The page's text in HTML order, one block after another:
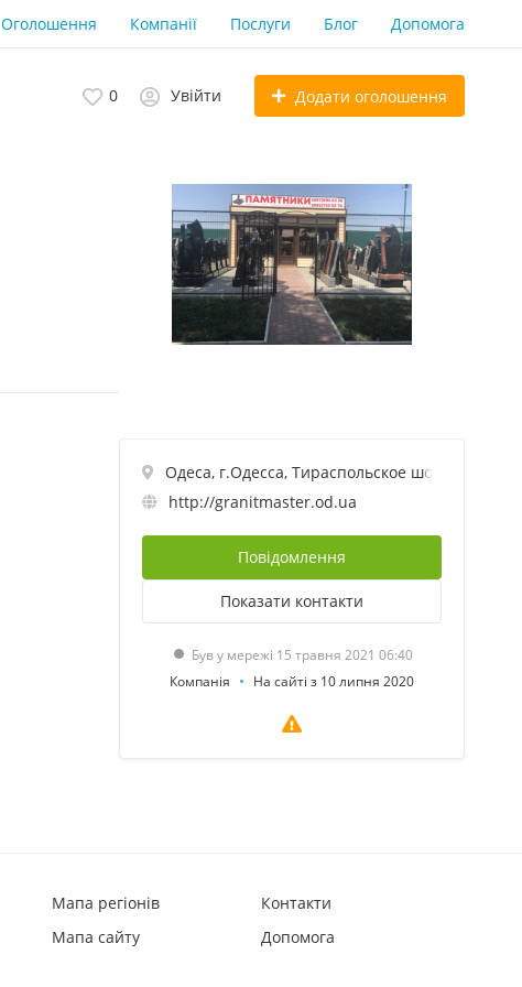
Оголошення Компанії Послуги Блог Допомога
0 Увійти Додати оголошення
Одеса, г.Одесса, Тираспольское шоссе, 22
http://granitmaster.od.ua
Повідомлення
Показати контакти
Був у мережі 15 травня 2021 06:40
Компанія
На сайті з 10 липня 2020
Мапа регіонів
Мапа сайту
Контакти
Допомога